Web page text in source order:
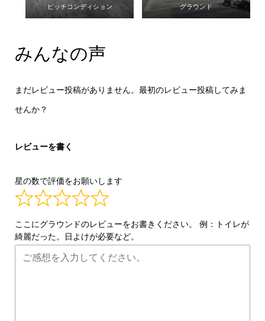
ピッチコンディション グラウンド
みんなの声
まだレビュー投稿がありません。最初のレビュー投稿してみま
せんか？
レビューを書く
星の数で評価をお願いします
ここにグラウンドのレビューをお書きください。 例：トイレが
綺麗だった。日よけが必要など。